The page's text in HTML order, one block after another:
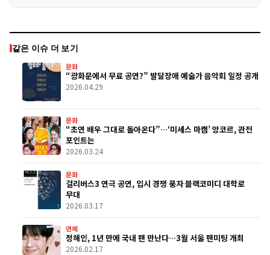
같은 이슈 더 보기
문화
“광화문에서 무료 공연?” 발달장애 예술가 음악회 일정 공개
2026.04.29
문화
“초연 배우 그대로 돌아온다”…‘미세스 마캠’ 앙코르, 관전
포인트는
2026.03.24
문화
걸리버스3 연극 공연, 입시 경쟁 풍자 블랙코미디 대학로
무대
2026.03.17
연예
정해인, 1년 만에 국내 팬 만난다…3월 서울 팬미팅 개최
2026.02.17